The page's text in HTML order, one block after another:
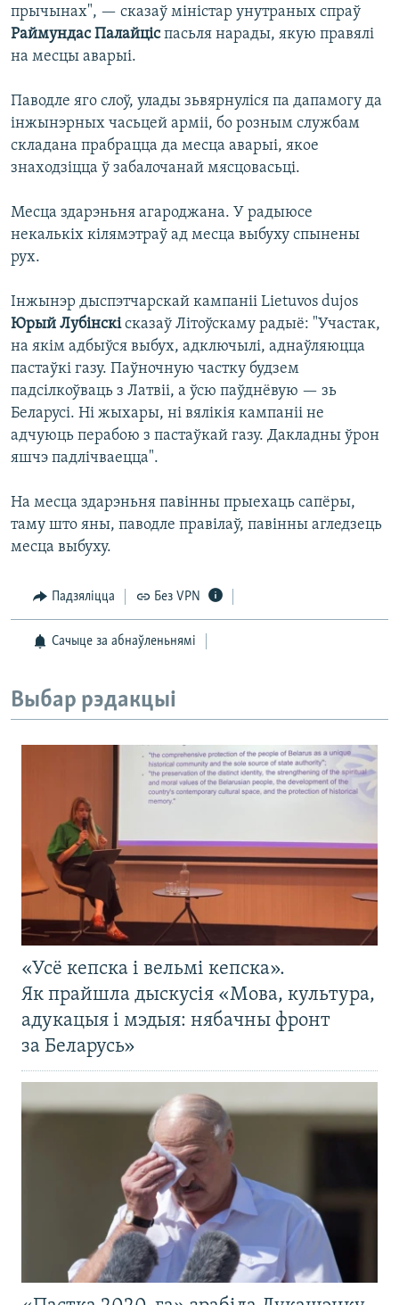
прычынах", — сказаў міністар унутраных спраў
Раймундас Палайціспасьля нарады, якую правялі
на месцы аварыі.
Паводле яго слоў, улады зьвярнуліся па дапамогу да
інжынэрных часьцей арміі, бо розным службам
складана прабрацца да месца аварыі, якое
знаходзіцца ў забалочанай мясцовасьці.
Месца здарэньня агароджана. У радыюсе
некалькіх кілямэтраў ад месца выбуху спынены
рух.
Інжынэр дыспэтчарскай кампаніі Lietuvos dujos
Юрый Лубінскісказаў Літоўскаму радыё: "Участак,
на якім адбыўся выбух, адключылі, аднаўляюцца
пастаўкі газу. Паўночную частку будзем
падсілкоўваць з Латвіі, а ўсю паўднёвую — зь
Беларусі. Ні жыхары, ні вялікія кампаніі не
адчуюць перабою з пастаўкай газу. Дакладны ўрон
яшчэ падлічваецца".
На месца здарэньня павінны прыехаць сапёры,
таму што яны, паводле правілаў, павінны агледзець
месца выбуху.
Падзяліцца Без VPN
Сачыце за абнаўленьнямі
Выбар рэдакцыі
«Усё кепска і вельмі кепска».
Як прайшла дыскусія «Мова, культура,
адукацыя і мэдыя: нябачны фронт
за Беларусь»